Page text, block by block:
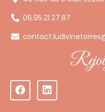
06.95.21.27.87